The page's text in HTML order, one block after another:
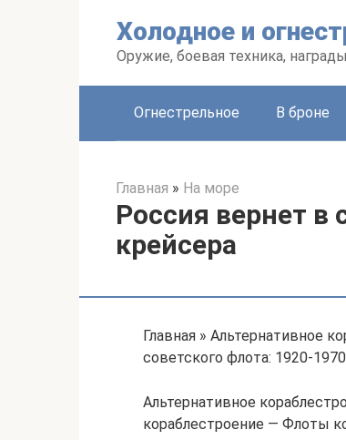
Холодное и
Оружие, боевая техника, награды
Огнестрельное В броне
Главная » На море
Россия вернет
крейсера
Главная » Альтернативное
советского флота: 1920-1970
Альтернативное
кораблестроение — Флоты